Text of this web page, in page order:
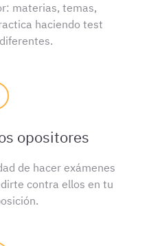
materias, temas,
haciendo test
opositores
de hacer exámenes
contra ellos en tu